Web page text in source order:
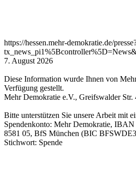
https://hessen.mehr-demokratie.de/
7. August 2026
Diese Information wurde Ihnen von
Verfügung gestellt.
Mehr Demokratie e.V., Greifswalder Str.
Bitte unterstützen Sie unsere Arbeit mit
Spendenkonto: Mehr Demokratie,
8581 05, BfS München (BIC
Stichwort: Spende